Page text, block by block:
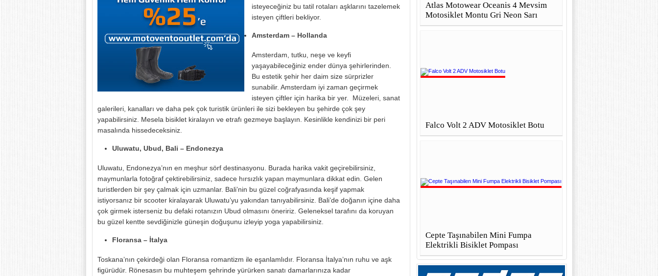
isteyeceğiniz bu tatil rotaları aşklarını tazelemek
isteyen çiftleri bekliyor.
Amsterdam – Hollanda
Amsterdam, tutku, neşe ve keyfi
yaşayabileceğiniz ender dünya şehirlerinden.
Bu estetik şehir her daim size sürprizler
sunabilir. Amsterdam iyi zaman geçirmek
isteyen çiftler için harika bir yer. Müzeleri, sanat
galerileri, kanalları ve daha pek çok turistik ürünleri ile sizi bekleyen bu şehirde çok şey
yapabilirsiniz. Mesela bisiklet kiralayın ve etrafı gezmeye başlayın. Kesinlikle kendinizi bir peri
masalında hissedeceksiniz.
Uluwatu, Ubud, Bali – Endonezya
Uluwatu, Endonezya’nın en meşhur sörf destinasyonu. Burada harika vakit geçirebilirsiniz,
maymunlarla fotoğraf çektirebilirsiniz, sadece hırsızlık yapan maymunlara dikkat edin. Gelen
turistlerden bir şey çalmak için uzmanlar. Bali’nin bu güzel coğrafyasında keşif yapmak
istiyorsanız bir scooter kiralayarak Uluwatu’yu yakından tanıyabilirsiniz. Bali’de doğanın içine daha
çok girmek isterseniz bu defaki rotanızın Ubud olmasını öneririz. Geleneksel tarafını da koruyan
bu güzel kentte sevdiğinizle güneşin doğuşunu izleyip yoga yapabilirsiniz.
Floransa – İtalya
Toskana’nın çekirdeği olan Floransa romantizm ile eşanlamlıdır. Floransa İtalya’nın ruhu ve aşk
figürüdür. Rönesasın bu muhteşem şehrinde yürürken sanatı damarlarınıza kadar
Atlas Motowear Oceanis 4 Mevsim
Motosiklet Montu Gri Neon Sarı
Falco Volt 2 ADV Motosiklet Botu
Cepte Taşınabilen Mini Fumpa
Elektrikli Bisiklet Pompası